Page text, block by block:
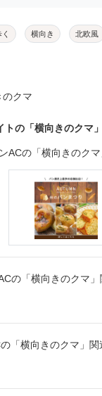
横向き 北欧風
のクマ
トの「横向きのクマ
ACの「横向きのク
の「横向きのクマ
「横向きのクマ」